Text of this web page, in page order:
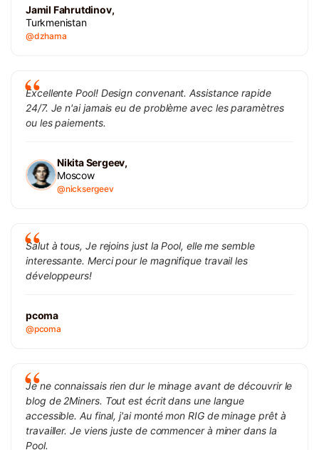
Jamil Fahrutdinov,
Turkmenistan
@dzhama
Excellente Pool! Design convenant. Assistance rapide
24/7. Je n'ai jamais eu de problème avec les paramètres
ou les paiements.
Nikita Sergeev,
Moscow
@nicksergeev
Salut à tous, Je rejoins just la Pool, elle me semble
interessante. Merci pour le magnifique travail les
développeurs!
pcoma
@pcoma
Je ne connaissais rien dur le minage avant de découvrir le
blog de 2Miners. Tout est écrit dans une langue
accessible. Au final, j'ai monté mon RIG de minage prêt à
travailler. Je viens juste de commencer à miner dans la
Pool.